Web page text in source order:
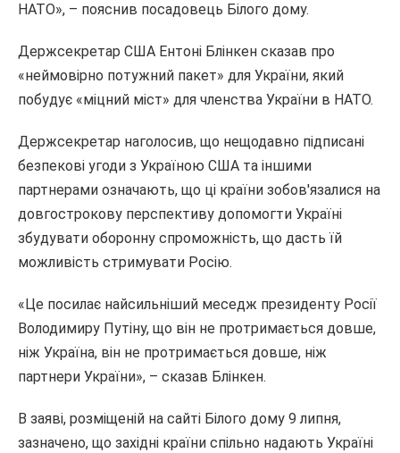
НАТО», – пояснив посадовець Білого дому.
Держсекретар США Ентоні Блінкен сказав про
«неймовірно потужний пакет» для України, який
побудує «міцний міст» для членства України в НАТО.
Держсекретар наголосив, що нещодавно підписані
безпекові угоди з Україною США та іншими
партнерами означають, що ці країни зобов'язалися на
довгострокову перспективу допомогти Україні
збудувати оборонну спроможність, що дасть їй
можливість стримувати Росію.
«Це посилає найсильніший меседж президенту Росії
Володимиру Путіну, що він не протримається довше,
ніж Україна, він не протримається довше, ніж
партнери України», – сказав Блінкен.
В заяві, розміщеній на сайті Білого дому 9 липня,
зазначено, що західні країни спільно надають Україні